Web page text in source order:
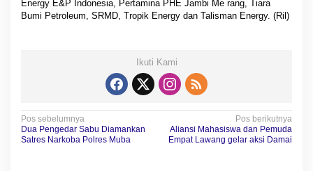
Energy E&P Indonesia, Pertamina PHE Jambi Me rang, Tiara
Bumi Petroleum, SRMD, Tropik Energy dan Talisman Energy. (Ril)
Ikuti Kami
N
a
Pos sebelumnya
Dua Pengedar Sabu Diamankan
Satres Narkoba Polres Muba
Pos berikutnya
Aliansi Mahasiswa dan Pemuda
Empat Lawang gelar aksi Damai